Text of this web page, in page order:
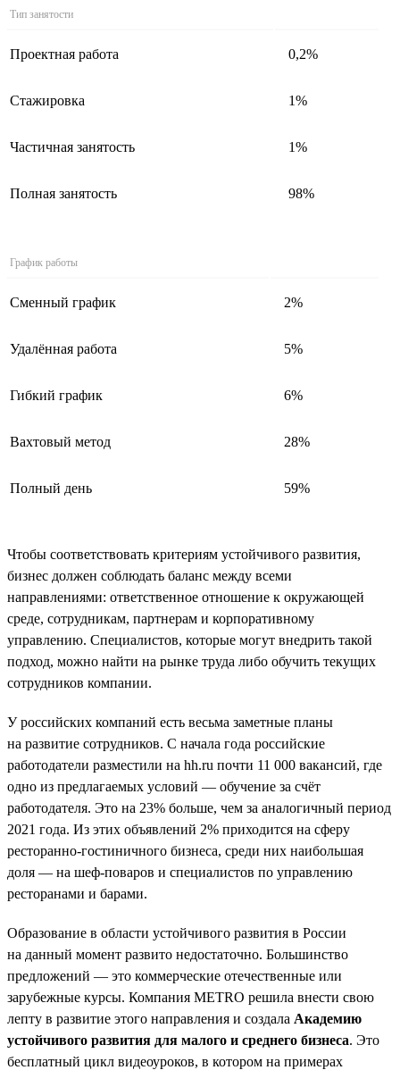
Тип занятости
Проектная работа 0,2%
Стажировка 1%
Частичная занятость 1%
Полная занятость 98%
График работы
Сменный график 2%
Удалённая работа 5%
Гибкий график 6%
Вахтовый метод 28%
Полный день 59%
Чтобы соответствовать критериям устойчивого развития,
бизнес должен соблюдать баланс между всеми
направлениями: ответственное отношение к окружающей
среде, сотрудникам, партнерам и корпоративному
управлению. Специалистов, которые могут внедрить такой
подход, можно найти на рынке труда либо обучить текущих
сотрудников компании.
У российских компаний есть весьма заметные планы
на развитие сотрудников. С начала года российские
работодатели разместили на hh.ru почти 11 000 вакансий, где
одно из предлагаемых условий — обучение за счёт
работодателя. Это на 23% больше, чем за аналогичный период
2021 года. Из этих объявлений 2% приходится на сферу
ресторанно-гостиничного бизнеса, среди них наибольшая
доля — на шеф-поваров и специалистов по управлению
ресторанами и барами.
Образование в области устойчивого развития в России
на данный момент развито недостаточно. Большинство
предложений — это коммерческие отечественные или
зарубежные курсы. Компания METRO решила внести свою
лепту в развитие этого направления и создала Академию
устойчивого развития для малого и среднего бизнеса. Это
бесплатный цикл видеоуроков, в котором на примерах